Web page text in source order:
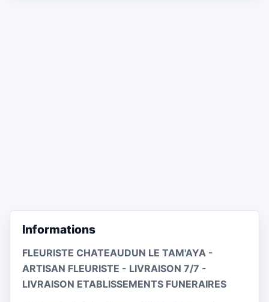
Informations
FLEURISTE CHATEAUDUN LE TAM'AYA -
ARTISAN FLEURISTE - LIVRAISON 7/7 -
LIVRAISON ETABLISSEMENTS FUNERAIRES